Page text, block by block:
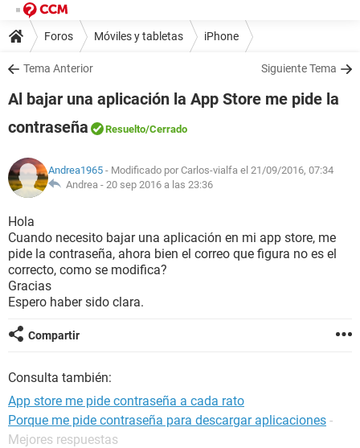
Foros Móviles y tabletas iPhone
Tema Anterior Siguiente Tema
Al bajar una aplicación la App Store me pide la
contraseña
Resuelto/Cerrado
Andrea1965 - Modificado por Carlos-vialfa el 21/09/2016, 07:34
Andrea - 20 sep 2016 a las 23:36
Hola
Cuando necesito bajar una aplicación en mi app store, me
pide la contraseña, ahora bien el correo que figura no es el
correcto, como se modifica?
Gracias
Espero haber sido clara.
Compartir
Consulta también:
App store me pide contraseña a cada rato
Porque me pide contraseña para descargar aplicaciones -
Mejores respuestas